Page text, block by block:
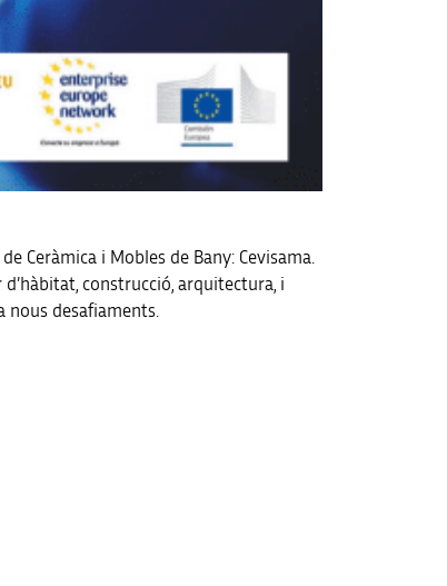
Ceràmica i Mobles de Bany: Cevisama.
construcció, arquitectura, i
desafiaments.